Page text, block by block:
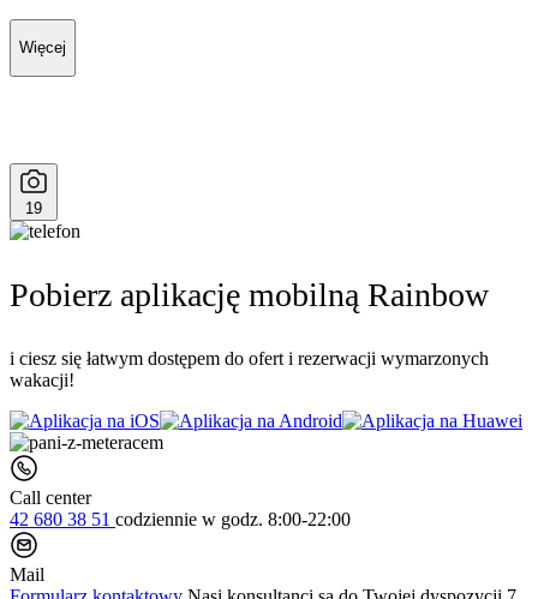
Więcej
19
Pobierz aplikację mobilną Rainbow
i ciesz się łatwym dostępem do ofert i rezerwacji wymarzonych
wakacji!
Call center
42 680 38 51 codziennie w godz. 8:00-22:00
Mail